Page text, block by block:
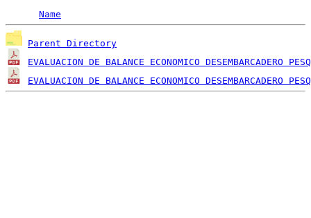
Name
Parent Directory
EVALUACION DE BALANCE ECONOMICO DESEMBARCADERO
EVALUACION DE BALANCE ECONOMICO DESEMBARCADERO